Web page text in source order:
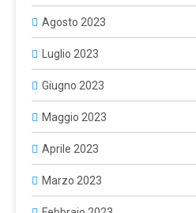
Agosto 2023
Luglio 2023
Giugno 2023
Maggio 2023
Aprile 2023
Marzo 2023